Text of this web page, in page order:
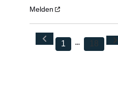
Melden
1 18